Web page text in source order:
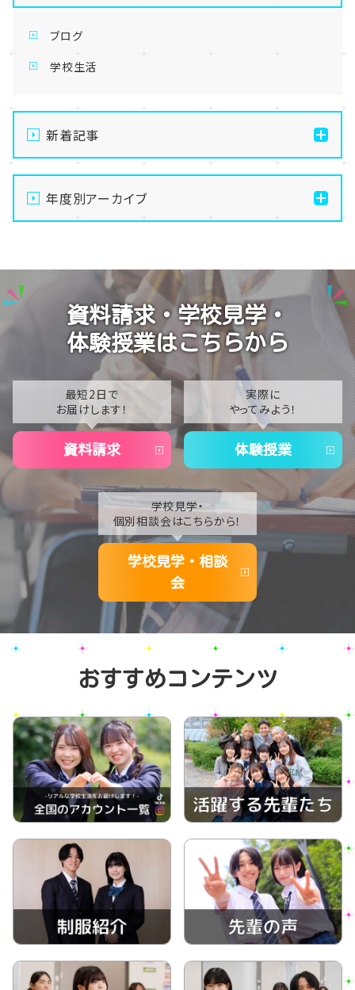
ブログ
学校生活
新着記事
【なんば】体験授業で高級感のあるマンゴータルト作り
ました！🥭✨
【なんば】キラリと輝く宝物✨「光るハーバリウム」作り
【なんば】校舎紹介の「自習室編」✨
【なんば】笑顔が溢れたオープンスクール😊在校生の
温かいお出迎えで素敵な1日に🌷
【なんば】夏季休校期間のお知らせ🍉
年度別アーカイブ
2025
2024
2023
2021
2020
資料請求・学校見学・
体験授業はこちらから
最短2日で
お届けします！
資料請求
実際に
やってみよう！
体験授業
学校見学・
個別相談会はこちらから！
学校見学・相談
会
おすすめコンテンツ